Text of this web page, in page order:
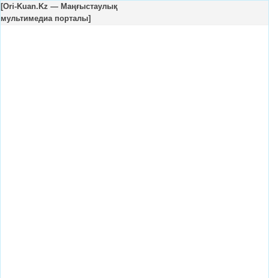
[Ori-Kuan.Kz — Маңғыстаулық
мультимедиа порталы]